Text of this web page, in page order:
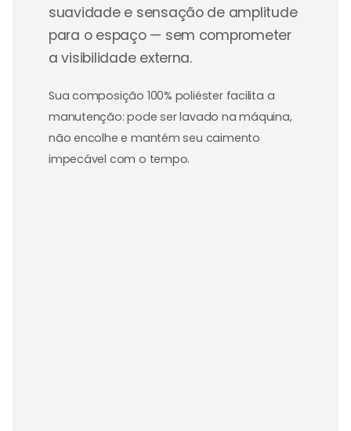
suavidade e sensação de amplitude
para o espaço — sem comprometer
a visibilidade externa.
Sua composição 100% poliéster facilita a
manutenção: pode ser lavado na máquina,
não encolhe e mantém seu caimento
impecável com o tempo.